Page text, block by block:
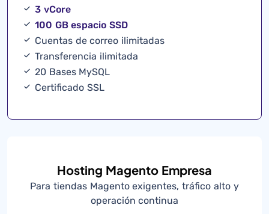
3 vCore
100 GB espacio SSD
Cuentas de correo ilimitadas
Transferencia ilimitada
20 Bases MySQL
Certificado SSL
Hosting Magento Empresa
Para tiendas Magento exigentes, tráfico alto y
operación continua